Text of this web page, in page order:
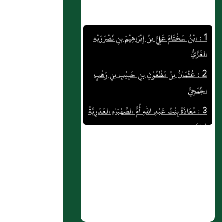
1 : ابْنُ سَخْتَامَ عَلِيُّ بنُ إِبْرَاهِيْمَ بنِ نَصْرَوَيْه
الغَزِّيُّ
2 : عُثْمَانُ بنُ مَظْعُوْنِ بنِ حَبِيْبِ بنِ وَهْبٍ
الجُمَحِيُّ
3 : مُعَاذَةُ بِنْتُ عَبْدِ اللهِ أُمُّ الصَّهْبَاءِ العَدَوِيَّةُ
(ع)